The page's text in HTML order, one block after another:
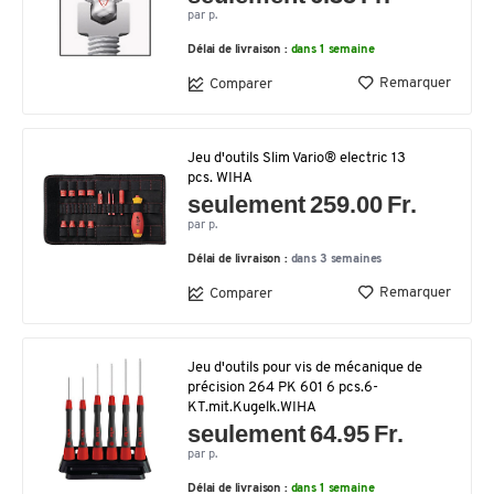
par p.
Délai de livraison : dans 1 semaine
Comparer Remarquer
Jeu d'outils Slim Vario® electric 13
pcs. WIHA
seulement 259.00 Fr.
par p.
Délai de livraison : dans 3 semaines
Comparer Remarquer
Jeu d'outils pour vis de mécanique de
précision 264 PK 601 6 pcs.6-
KT.mit.Kugelk.WIHA
seulement 64.95 Fr.
par p.
Délai de livraison : dans 1 semaine